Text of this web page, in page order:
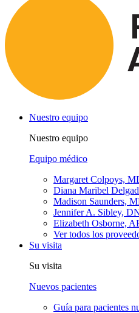
Nuestro equipo
Nuestro equipo
Equipo médico
Margaret Colpoys,
Diana Maribel
Madison Saunders,
Jennifer A. Sibley,
Elizabeth Osborne,
Ver todos los
Su visita
Su visita
Nuevos pacientes
Guía para pacientes